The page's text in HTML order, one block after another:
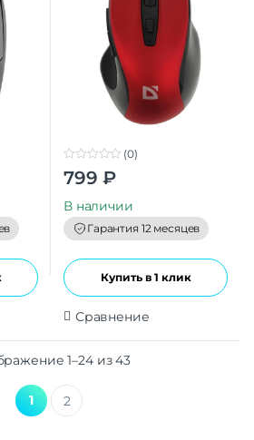
0
o
t
o
f
5
(0)
799 ₽
В наличии
Гарантия 12 месяцев
Купить в 1 клик
Сравнение
1–24 из 43
1 2